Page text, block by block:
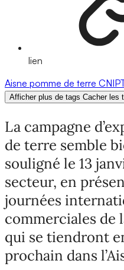
lien
Aisne pomme de terre
Afficher plus de tags Cacher les
La campagne
de terre semble
souligné le 13
secteur, en
journées
commerciales de
qui se tiendront
prochain dans